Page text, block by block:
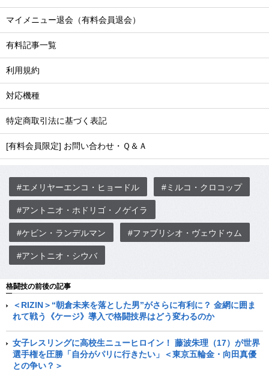
マイメニュー退会（有料会員退会）
有料記事一覧
利用規約
対応機種
特定商取引法に基づく表記
[有料会員限定] お問い合わせ・Ｑ＆Ａ
#エメリヤーエンコ・ヒョードル #ミルコ・クロコップ
#アントニオ・ホドリゴ・ノゲイラ
#ケビン・ランデルマン #ファブリシオ・ヴェウドゥム
#アントニオ・シウバ
格闘技の前後の記事
＜RIZIN＞“朝倉未来を落とした男”がさらに有利に？ 金網に囲ま
れて戦う《ケージ》導入で格闘技界はどう変わるのか
女子レスリングに高校生ニューヒロイン！ 藤波朱理（17）が世界
選手権を圧勝「自分がパリに行きたい」＜東京五輪金・向田真優
との争い？＞